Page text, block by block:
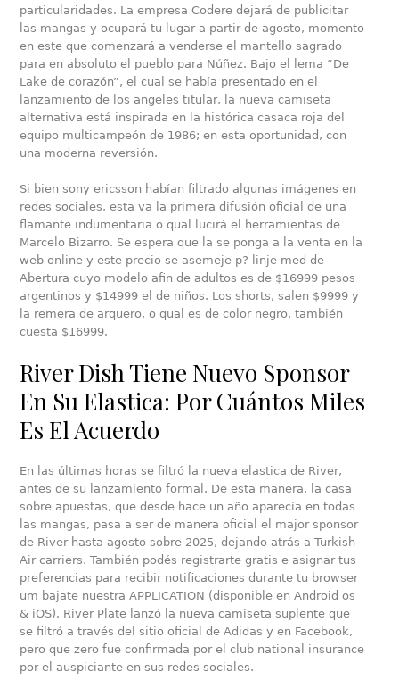
particularidades. La empresa Codere dejará de publicitar
las mangas y ocupará tu lugar a partir de agosto, momento
en este que comenzará a venderse el mantello sagrado
para en absoluto el pueblo para Núñez. Bajo el lema “De
Lake de corazón”, el cual se había presentado en el
lanzamiento de los angeles titular, la nueva camiseta
alternativa está inspirada en la histórica casaca roja del
equipo multicampeón de 1986; en esta oportunidad, con
una moderna reversión.
Si bien sony ericsson habían filtrado algunas imágenes en
redes sociales, esta va la primera difusión oficial de una
flamante indumentaria o qual lucirá el herramientas de
Marcelo Bizarro. Se espera que la se ponga a la venta en la
web online y este precio se asemeje p? linje med de
Abertura cuyo modelo afin de adultos es de $16999 pesos
argentinos y $14999 el de niños. Los shorts, salen $9999 y
la remera de arquero, o qual es de color negro, también
cuesta $16999.
River Dish Tiene Nuevo Sponsor
En Su Elastica: Por Cuántos Miles
Es El Acuerdo
En las últimas horas se filtró la nueva elastica de River,
antes de su lanzamiento formal. De esta manera, la casa
sobre apuestas, que desde hace un año aparecía en todas
las mangas, pasa a ser de manera oficial el major sponsor
de River hasta agosto sobre 2025, dejando atrás a Turkish
Air carriers. También podés registrarte gratis e asignar tus
preferencias para recibir notificaciones durante tu browser
um bajate nuestra APPLICATION (disponible en Android os
& iOS). River Plate lanzó la nueva camiseta suplente que
se filtró a través del sitio oficial de Adidas y en Facebook,
pero que zero fue confirmada por el club national insurance
por el auspiciante en sus redes sociales.